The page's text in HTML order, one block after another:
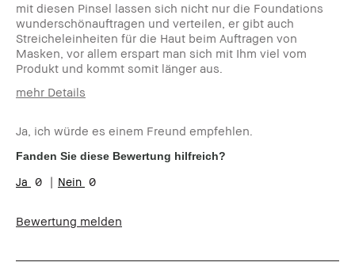
mit diesen Pinsel lassen sich nicht nur die Foundations
wunderschönauftragen und verteilen, er gibt auch
Streicheleinheiten für die Haut beim Auftragen von
Masken, vor allem erspart man sich mit Ihm viel vom
Produkt und kommt somit länger aus.
mehr Details
Hauttyp:
Mischhaut
Hautton:
Hell - Mittel
Hautbedürfnis(se):
Ja, ich würde es einem Freund empfehlen.
Fanden Sie diese Bewertung hilfreich?
0 0
Bewertung melden